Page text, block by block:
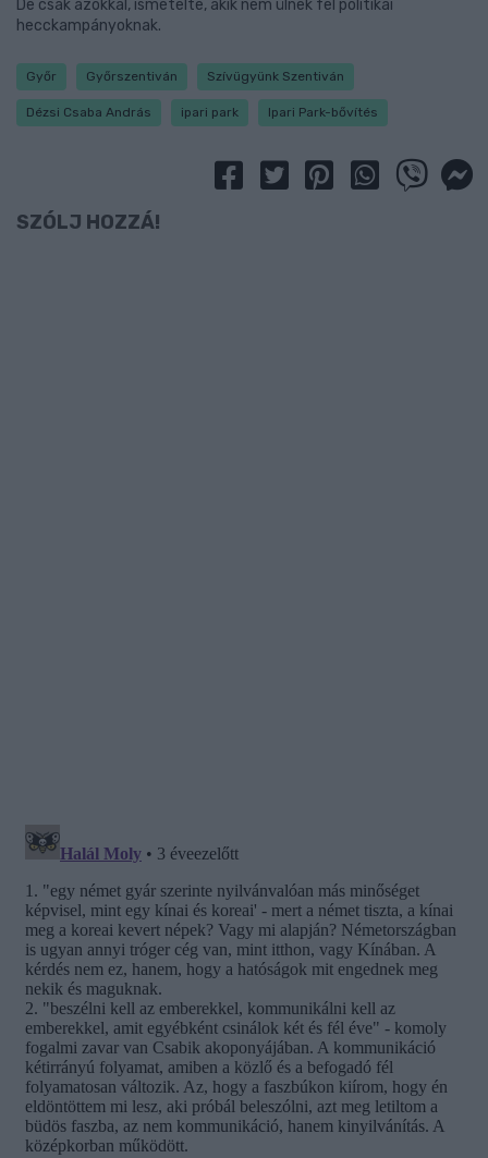
De csak azokkal, ismételte, akik nem ülnek fel politikai
hecckampányoknak.
Győr Győrszentiván Szívügyünk Szentiván
Dézsi Csaba András ipari park Ipari Park-bővítés
SZÓLJ HOZZÁ!